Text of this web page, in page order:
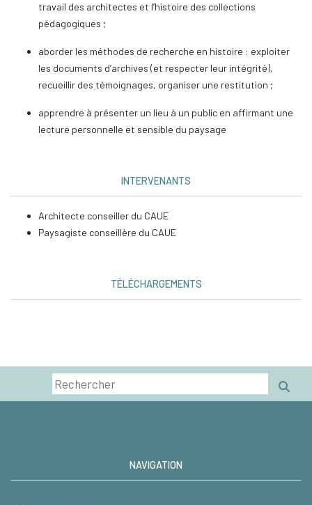
travail des architectes et l’histoire des collections
pédagogiques ;
aborder les méthodes de recherche en histoire : exploiter
les documents d’archives (et respecter leur intégrité),
recueillir des témoignages, organiser une restitution ;
apprendre à présenter un lieu à un public en affirmant une
lecture personnelle et sensible du paysage
INTERVENANTS
Architecte conseiller du CAUE
Paysagiste conseillère du CAUE
TÉLÉCHARGEMENTS
NAVIGATION